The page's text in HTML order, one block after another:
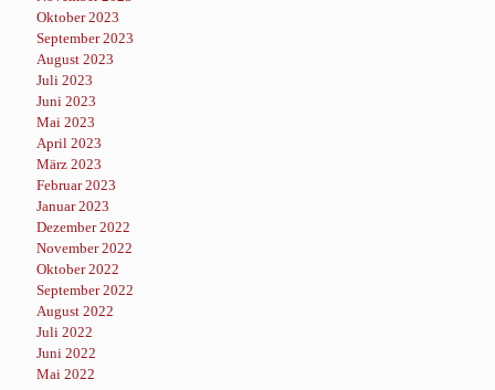
Oktober 2023
September 2023
August 2023
Juli 2023
Juni 2023
Mai 2023
April 2023
März 2023
Februar 2023
Januar 2023
Dezember 2022
November 2022
Oktober 2022
September 2022
August 2022
Juli 2022
Juni 2022
Mai 2022